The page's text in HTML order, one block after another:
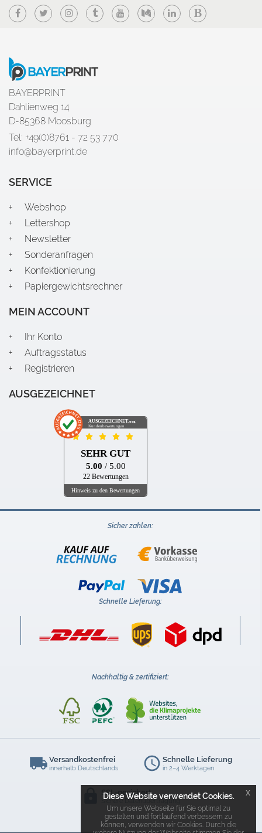
FacebookTwitterInstagram
Tumblr YouTubeMediumLinkedInBlogger
BAYERPRINT
Dahlienweg 14
D-85368 Moosburg
Tel: +49(0)8761 - 72 53 770
info@bayerprint.de
SERVICE
Webshop
Lettershop
Newsletter
Sonderanfragen
Konfektionierung
Papiergewichtsrechner
MEIN ACCOUNT
Ihr Konto
Auftragsstatus
Registrieren
AUSGEZEICHNET
AUSGEZEICHNET.org
Kundenbewertungen
SEHR GUT
5.00 / 5.00
22 Bewertungen
Hinweis zu den Bewertungen
Sicher zahlen:
Schnelle Lieferung:
Nachhaltig & zertifiziert:
Versandkostenfrei
innerhalb Deutschlands
Schnelle Lieferung
in 2–4 Werktagen
SSL-gesichert
Sichere Datenübertragung
Diese Website verwendet Cookies.
Um unsere Webseite für Sie optimal zu
gestalten und fortlaufend verbessern zu
können, verwenden wir Cookies. Durch die
x